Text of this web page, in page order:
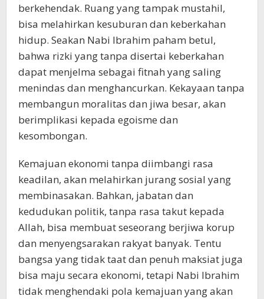
berkehendak. Ruang yang tampak mustahil,
bisa melahirkan kesuburan dan keberkahan
hidup. Seakan Nabi Ibrahim paham betul,
bahwa rizki yang tanpa disertai keberkahan
dapat menjelma sebagai fitnah yang saling
menindas dan menghancurkan. Kekayaan tanpa
membangun moralitas dan jiwa besar, akan
berimplikasi kepada egoisme dan
kesombongan.
Kemajuan ekonomi tanpa diimbangi rasa
keadilan, akan melahirkan jurang sosial yang
membinasakan. Bahkan, jabatan dan
kedudukan politik, tanpa rasa takut kepada
Allah, bisa membuat seseorang berjiwa korup
dan menyengsarakan rakyat banyak. Tentu
bangsa yang tidak taat dan penuh maksiat juga
bisa maju secara ekonomi, tetapi Nabi Ibrahim
tidak menghendaki pola kemajuan yang akan